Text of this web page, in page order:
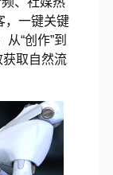
，一键关键
“创作”到
获取自然流